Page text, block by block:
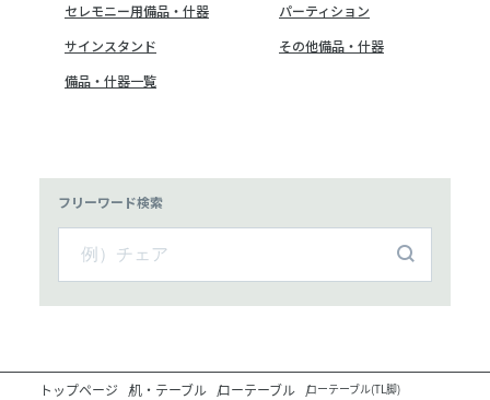
セレモニー用備品・什器
パーティション
サインスタンド
その他備品・什器
備品・什器一覧
フリーワード検索
トップページ 机・テーブル ローテーブル ローテーブル(TL脚)